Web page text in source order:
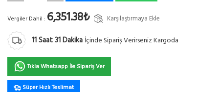
Vergiler Dahil : 6,351.38₺ Karşılaştırmaya Ekle
11Saat31Dakika İçinde Sipariş Verirseniz Kargoda
Tıkla Whatsapp İle Sipariş Ver
Süper Hızlı Teslimat